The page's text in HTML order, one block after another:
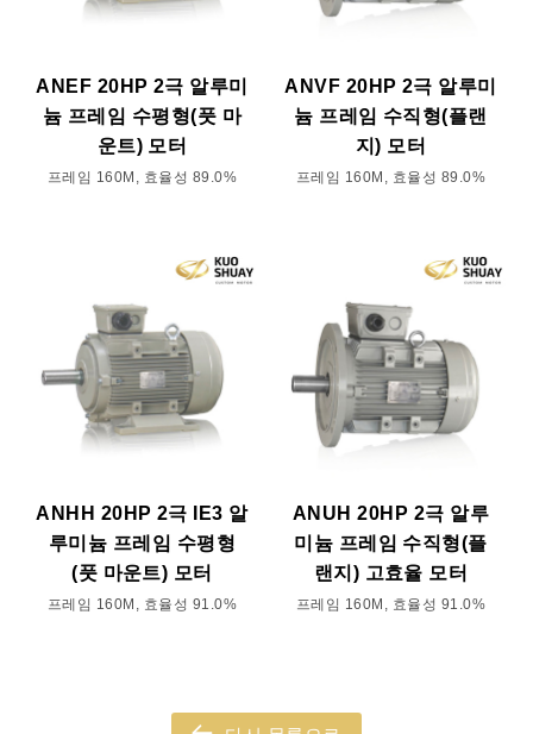
ANEF 20HP 2극 알루미
늄 프레임 수평형(풋 마
운트) 모터
프레임 160M, 효율성 89.0%
ANVF 20HP 2극 알루미
늄 프레임 수직형(플랜
지) 모터
프레임 160M, 효율성 89.0%
ANHH 20HP 2극 IE3 알
루미늄 프레임 수평형
(풋 마운트) 모터
프레임 160M, 효율성 91.0%
ANUH 20HP 2극 알루
미늄 프레임 수직형(플
랜지) 고효율 모터
프레임 160M, 효율성 91.0%